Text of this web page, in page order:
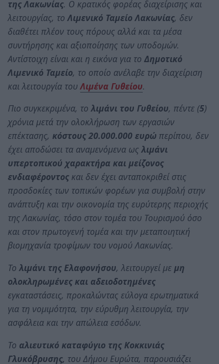
της Λακωνίας. Ο κρατικός φορέας διαχείρισης και
λειτουργίας, το Λιμενικό Ταμείο Λακωνίας, δεν
διαθέτει πλέον τους πόρους αλλά και τα μέσα
συντήρησης και αξιοποίησης των υποδομών.
Αντίστοιχη είναι και η εικόνα για το Δημοτικό
Λιμενικό Ταμείο, το οποίο ανέλαβε την διαχείριση
και λειτουργία του Λιμένα Γυθείου.
Πιο συγκεκριμένα, τολιμάνι του Γυθείου, πέντε (5)
χρόνια μετά την ολοκλήρωση των εργασιών
επέκτασης, κόστους 20.000.000 ευρώ περίπου, δεν
έχει αποδώσει τα αναμενόμενα ωςλιμάνι
υπερτοπικού χαρακτήρα και μείζονος
ενδιαφέροντος και δεν έχει ανταποκριθεί στις
προσδοκίες των τοπικών φορέων για συμβολή στην
ανάπτυξη και την οικονομία της ευρύτερης περιοχής
της Λακωνίας, τόσο στον τομέα του Τουρισμού όσο
και στον πρωτογενή τομέα και την μεταποιητική
βιομηχανία τροφίμων του νομού Λακωνίας.
Τολιμάνι της Ελαφονήσου, λειτουργεί με μη
ολοκληρωμένες και αδειοδοτημένες
εγκαταστάσεις, προκαλώντας εύλογα ερωτηματικά
για τη νομιμότητα, την εύρυθμη λειτουργία, την
ασφάλεια και την απώλεια εσόδων.
Το αλιευτικό καταφύγιο της Κοκκινιάς
Γλυκόβρυσης, του Δήμου Ευρώτα, παρουσιάζει